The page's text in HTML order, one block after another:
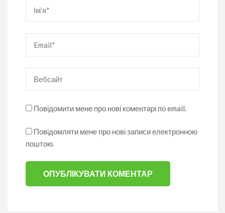
Повідомити мене про нові коментарі по email.
Повідомляти мене про нові записи електронною
поштою.